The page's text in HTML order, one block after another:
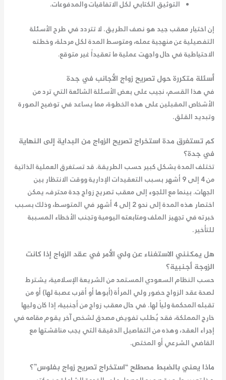
التوثيق الكتابي لكل الاتفاقيات والمدفوعات.
إن اختيار معقب جيد هو نصف الطريق. لا تتردد في طرح الأسئلة
التفصيلية عن منهجية عمله، ومتوسط المدة لكل مرحلة، وخطته
الاحتياطية في حال واجهت عملية ما تعقيداً غير متوقع.
أسئلة متكررة حول تصريح زواج الأجانب في جدة
في هذا القسم، نجيب على بعض الأسئلة الشائعة التي ترد من
الأشخاص المقبلين على هذه الخطوة، مما يساعد في توضيح الصورة
وتبديد القلق.
كم تستغرق مدة استخراج تصريح الزواج من البداية إلى النهاية
في جدة؟
تختلف المدة بشكل كبير حسب الطريقة. قد تستغرق العملية الذاتية
من 4 إلى 9 أشهر بسبب التعقيدات الإدارية ووقت الانتظار بين
الجهات. بينما مع اللجوء إلىمعقب تصريح زواج جدةمحترف، يمكن
اختصار هذه المدة إلى نحو 2 إلى 4 أشهر في المتوسط، وذلك بسبب
خبرته في تجهيز الملف ومتابعته اليومية وتجنب الأخطاء المسببة
للتأخير.
هل يمكنني الاستغناء عن ولي الأمر في عقد الزواج إذا كانت
الزوجة أجنبية؟
حسب النظام السعودي المستمد من الشريعة الإسلامية، يشترط
لصحة عقد الزواج حضور ولي المرأة (أبوها أو أقرب عصبة لها) أو من
تقبله المحكمة ولياً لها. في حالمعقب زواج من أجنبية، إذا كان وليها
خارج المملكة، فقد يُطلب تفويض مصدق لشخص آخر يقوم مقامه في
إجراء العقد، وهذه من التفاصيل الدقيقة التي يجب مناقشتها مع
القاضي الشرعي أو المختص.
ماذا يعني بالضبط مصطلح “استخراج تصريح زواج بفلوس”؟